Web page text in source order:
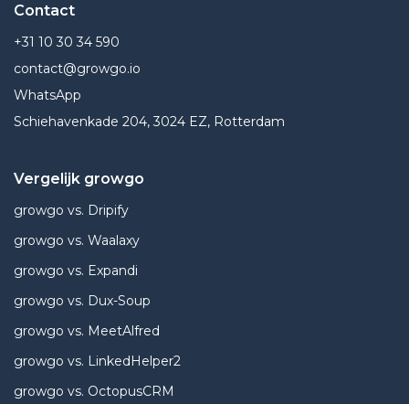
Contact
+31 10 30 34 590
contact@growgo.io
WhatsApp
Schiehavenkade 204, 3024 EZ, Rotterdam
Vergelijk growgo
growgo vs. Dripify
growgo vs. Waalaxy
growgo vs. Expandi
growgo vs. Dux-Soup
growgo vs. MeetAlfred
growgo vs. LinkedHelper2
growgo vs. OctopusCRM